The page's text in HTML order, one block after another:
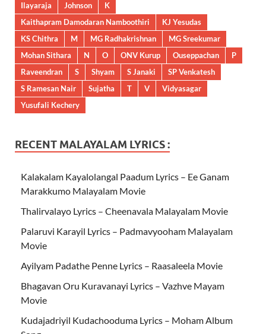
Ilayaraja
Johnson
K
Kaithapram Damodaran Namboothiri
KJ Yesudas
KS Chithra
M MG Radhakrishnan
MG Sreekumar
Mohan Sithara
N O ONV Kurup Ouseppachan
P
Raveendran
S Shyam S Janaki
SP Venkatesh
S Ramesan Nair
Sujatha T V
Vidyasagar
Yusufali Kechery
RECENT MALAYALAM LYRICS :
Kalakalam Kayalolangal Paadum Lyrics – Ee Ganam
Marakkumo Malayalam Movie
Thalirvalayo Lyrics – Cheenavala Malayalam Movie
Palaruvi Karayil Lyrics – Padmavyooham Malayalam
Movie
Ayilyam Padathe Penne Lyrics – Raasaleela Movie
Bhagavan Oru Kuravanayi Lyrics – Vazhve Mayam
Movie
Kudajadriyil Kudachooduma Lyrics – Moham Album